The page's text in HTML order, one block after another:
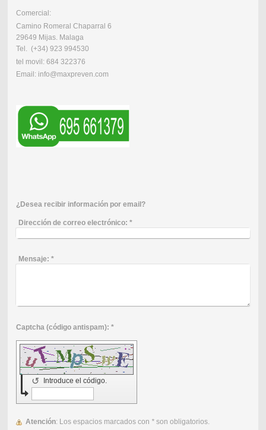
Comercial:
Camino Romeral Chaparral 6
29649 Mijas. Malaga
Tel. (+34) 923 994530
tel movil: 684 322376
Email: info@maxpreven.com
¿Desea recibir información por email?
Dirección de correo electrónico: *
Mensaje: *
Captcha (código antispam): *
Introduce el código.
↺
Atención : Los espacios marcados con *son obligatorios.